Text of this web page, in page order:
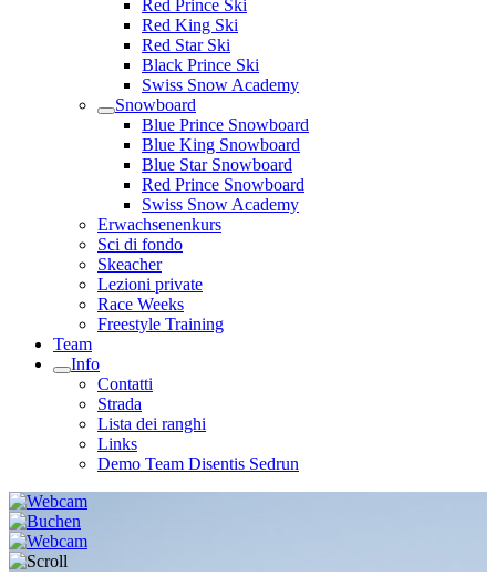
Red Prince Ski
Red King Ski
Red Star Ski
Black Prince Ski
Swiss Snow Academy
Snowboard
Blue Prince Snowboard
Blue King Snowboard
Blue Star Snowboard
Red Prince Snowboard
Swiss Snow Academy
Erwachsenenkurs
Sci di fondo
Skeacher
Lezioni private
Race Weeks
Freestyle Training
Team
Info
Contatti
Strada
Lista dei ranghi
Links
Demo Team Disentis Sedrun